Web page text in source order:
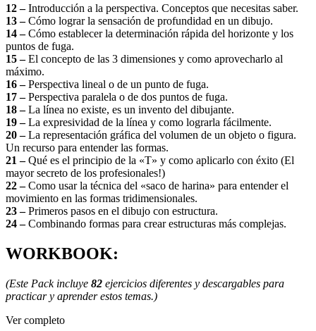
12 –Introducción a la perspectiva. Conceptos que necesitas saber.
13 –Cómo lograr la sensación de profundidad en un dibujo.
14 –Cómo establecer la determinación rápida del horizonte y los
puntos de fuga.
15 –El concepto de las 3 dimensiones y como aprovecharlo al
máximo.
16 –Perspectiva lineal o de un punto de fuga.
17 –Perspectiva paralela o de dos puntos de fuga.
18 –La línea no existe, es un invento del dibujante.
19 –La expresividad de la línea y como lograrla fácilmente.
20 –La representación gráfica del volumen de un objeto o figura.
Un recurso para entender las formas.
21 –Qué es el principio de la «T» y como aplicarlo con éxito (El
mayor secreto de los profesionales!)
22 –Como usar la técnica del «saco de harina» para entender el
movimiento en las formas tridimensionales.
23 –Primeros pasos en el dibujo con estructura.
24 –Combinando formas para crear estructuras más complejas.
WORKBOOK:
(Este Pack incluye 82 ejercicios diferentes y descargables para
practicar y aprender estos temas.)
Ver completo